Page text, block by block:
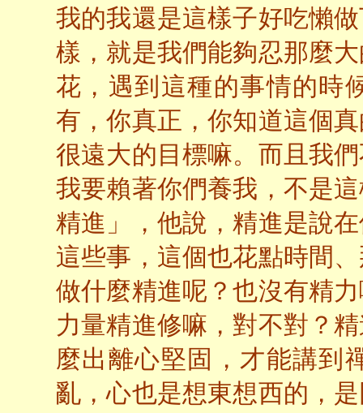
我的我還是這樣子好吃懶
樣，就是我們能夠忍那麼
花，遇到這種的事情的時
有，你真正，你知道這個
很遠大的目標嘛。而且我
我要賴著你們養我，不是
精進」，他說，精進是說
這些事，這個也花點時間
做什麼精進呢？也沒有精
力量精進修嘛，對不對？
麼出離心堅固，才能講到
亂，心也是想東想西的，